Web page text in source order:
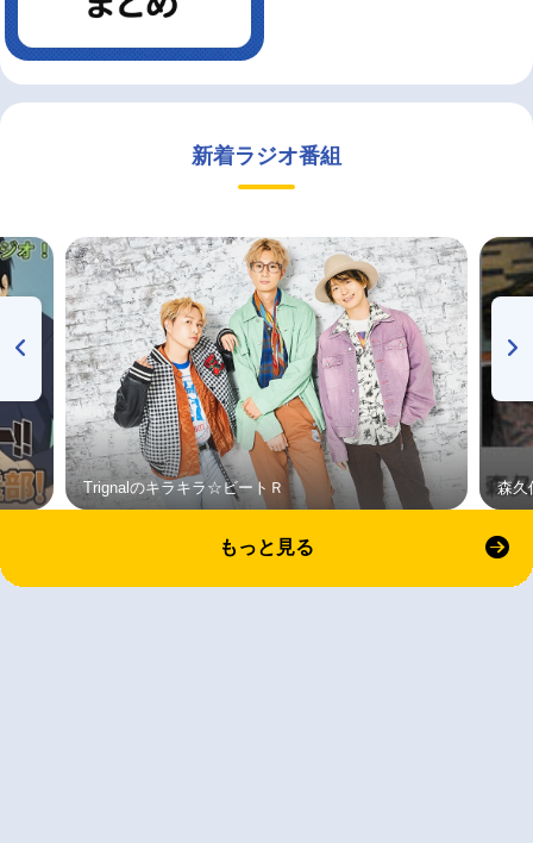
新着ラジオ番組
Trignalのキラキラ☆ビートＲ 森久
もっと見る